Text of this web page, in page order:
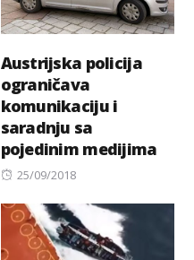
Austrijska policija
ograničava
komunikaciju i
saradnju sa
pojedinim medijima
Posted
25/09/2018